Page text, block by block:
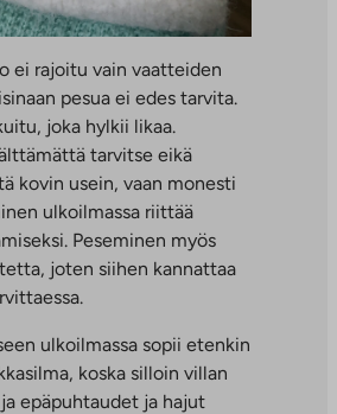
ei rajoitu vain vaatteiden
pesua ei edes tarvita.
joka hylkii likaa.
tarvitse eikä
kovin usein, vaan monesti
ulkoilmassa riittää
Peseminen myös
joten siihen kannattaa
ulkoilmassa sopii etenkin
koska silloin villan
epäpuhtaudet ja hajut